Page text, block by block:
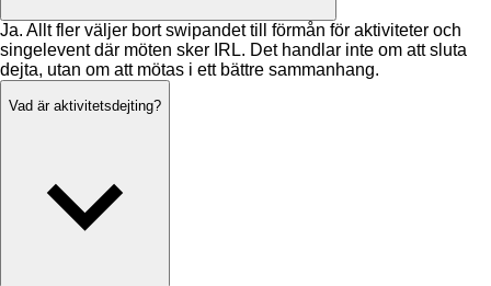
Ja. Allt fler väljer bort swipandet till förmån för aktiviteter och
singelevent där möten sker IRL. Det handlar inte om att sluta
dejta, utan om att mötas i ett bättre sammanhang.
Vad är aktivitetsdejting?